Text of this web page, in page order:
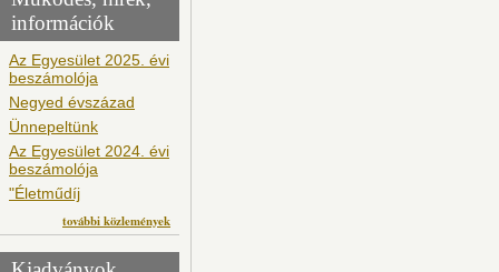
információk
Az Egyesület 2025. évi
beszámolója
Negyed évszázad
Ünnepeltünk
Az Egyesület 2024. évi
beszámolója
"Életműdíj
további közlemények